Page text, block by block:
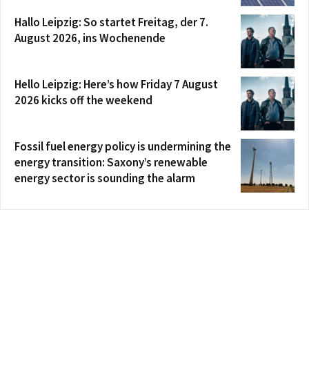
Hallo Leipzig: So startet Freitag, der 7.
August 2026, ins Wochenende
Hello Leipzig: Here’s how Friday 7 August
2026 kicks off the weekend
Fossil fuel energy policy is undermining the
energy transition: Saxony’s renewable
energy sector is sounding the alarm